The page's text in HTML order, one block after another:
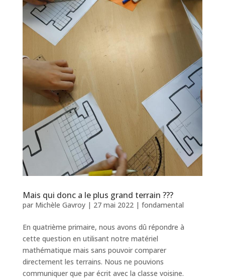
Mais qui donc a le plus grand terrain ???
par Michèle Gavroy| 27 mai 2022| fondamental
En quatrième primaire, nous avons dû répondre à
cette question en utilisant notre matériel
mathématique mais sans pouvoir comparer
directement les terrains. Nous ne pouvions
communiquer que par écrit avec la classe voisine.